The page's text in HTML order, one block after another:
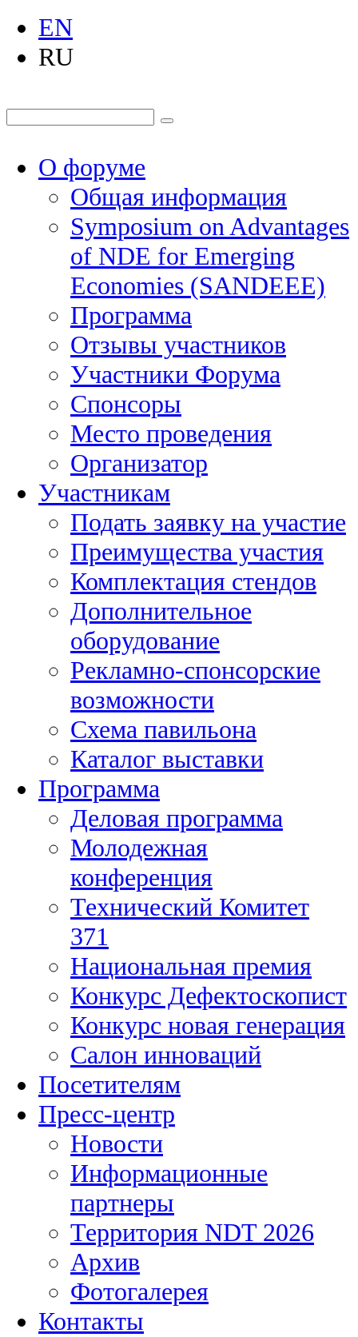
EN
RU
О форуме
Общая информация
Symposium on Advantages
of NDE for Emerging
Economies (SANDEEE)
Программа
Отзывы участников
Участники Форума
Спонсоры
Место проведения
Организатор
Участникам
Подать заявку на участие
Преимущества участия
Комплектация стендов
Дополнительное
оборудование
Рекламно-спонсорские
возможности
Схема павильона
Каталог выставки
Программа
Деловая программа
Молодежная
конференция
Технический Комитет
371
Национальная премия
Конкурс Дефектоскопист
Конкурс новая генерация
Салон инноваций
Посетителям
Пресс-центр
Новости
Информационные
партнеры
Территория NDT 2026
Архив
Фотогалерея
Контакты